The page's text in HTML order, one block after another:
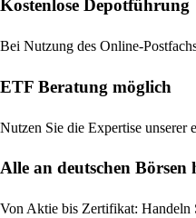
Kostenlose Depotführung
Bei Nutzung des Online-
ETF Beratung möglich
Nutzen Sie die Expertise unserer
Alle an deutschen Börsen
Von Aktie bis Zertifikat: Handeln